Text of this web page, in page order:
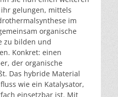
gelungen, mittels
im
organische
zu bilden und
Konkret: einen
der organische
Das hybride Material
wie ein Katalysator,
einsetzbar ist. Mit